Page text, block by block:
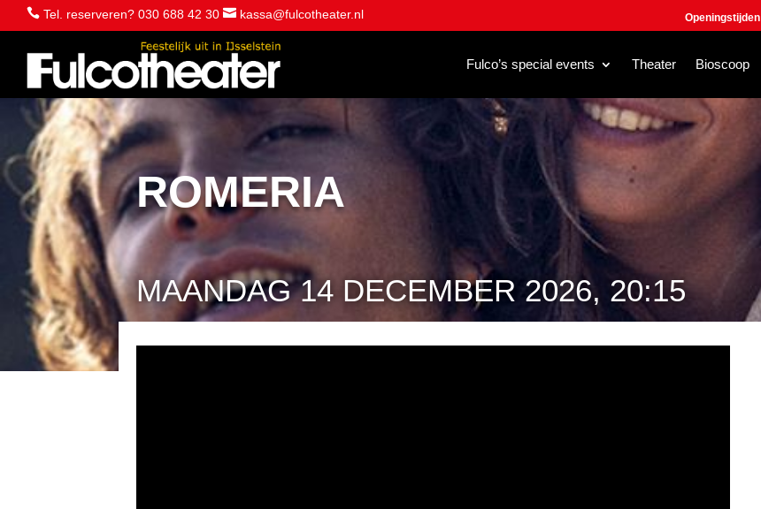
 Tel. reserveren? 030 688 42 30  kassa@fulcotheater.nl Openingstijden
Fulco’s special events Theater Bioscoop
ROMERIA
MAANDAG 14 DECEMBER 2026, 20:15